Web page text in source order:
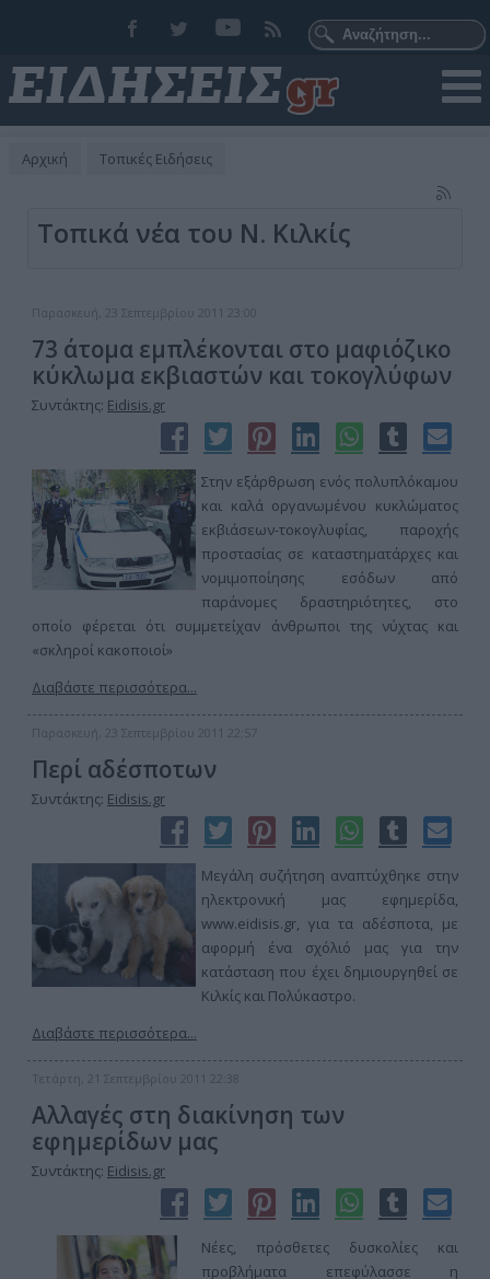
Αρχική Τοπικές Ειδήσεις
Τοπικά νέα του Ν. Κιλκίς
Παρασκευή, 23 Σεπτεμβρίου 2011 23:00
73 άτομα εμπλέκονται στο μαφιόζικο
κύκλωμα εκβιαστών και τοκογλύφων
Συντάκτης: Eidisis.gr
Στην εξάρθρωση ενός πολυπλόκαμου
και καλά οργανωμένου κυκλώματος
εκβιάσεων-τοκογλυφίας, παροχής
προστασίας σε καταστηματάρχες και
νομιμοποίησης εσόδων από
παράνομες δραστηριότητες, στο
οποίο φέρεται ότι συμμετείχαν άνθρωποι της νύχτας και
«σκληροί κακοποιοί»
Διαβάστε περισσότερα...
Παρασκευή, 23 Σεπτεμβρίου 2011 22:57
Περί αδέσποτων
Συντάκτης: Eidisis.gr
Μεγάλη συζήτηση αναπτύχθηκε στην
ηλεκτρονική μας εφημερίδα,
www.eidisis.gr, για τα αδέσποτα, με
αφορμή ένα σχόλιό μας για την
κατάσταση που έχει δημιουργηθεί σε
Κιλκίς και Πολύκαστρο.
Διαβάστε περισσότερα...
Τετάρτη, 21 Σεπτεμβρίου 2011 22:38
Αλλαγές στη διακίνηση των
εφημερίδων μας
Συντάκτης: Eidisis.gr
Νέες, πρόσθετες δυσκολίες και
προβλήματα επεφύλασσε η